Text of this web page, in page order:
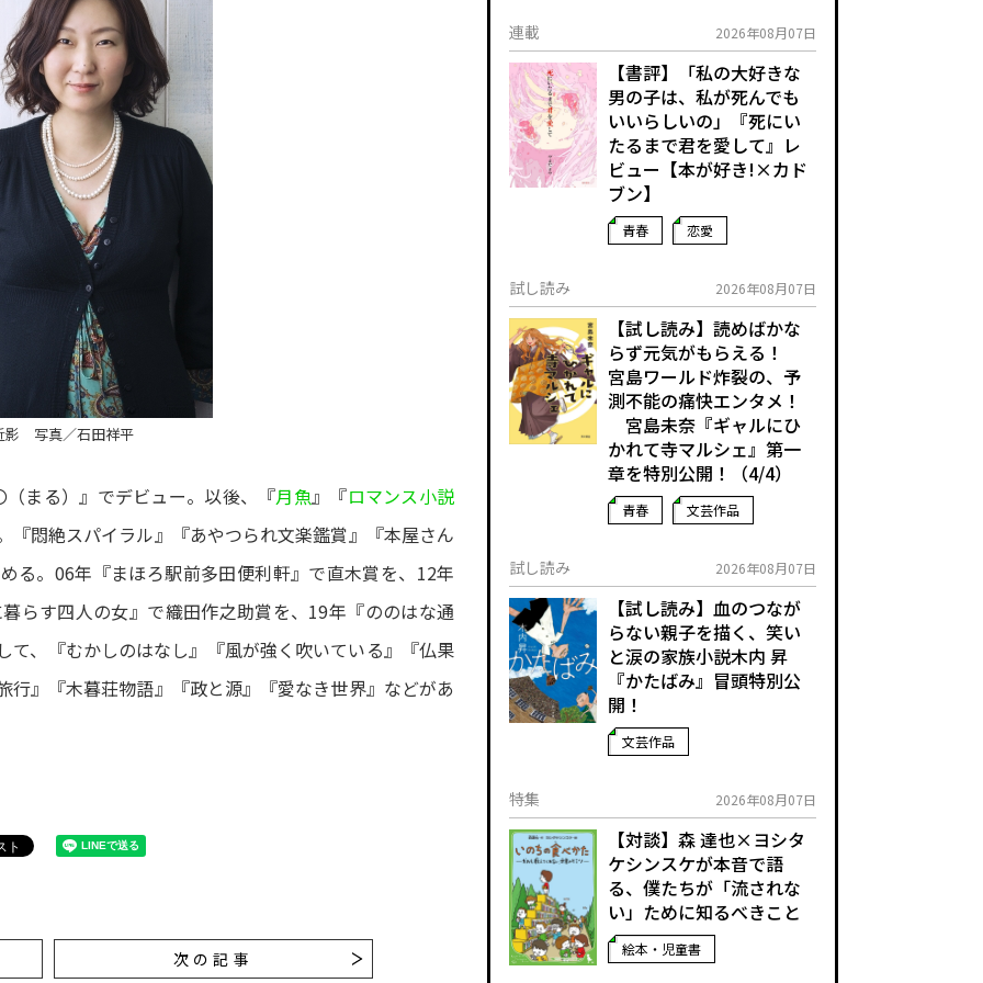
影 写真／石田祥平
まる）』でデビュー。以後、『月魚』『ロマンス小説
『悶絶スパイラル』『あやつられ文楽鑑賞』『本屋さん
る。06年『まほろ駅前多田便利軒』で直木賞を、12年
らす四人の女』で織田作之助賞を、19年『ののはな通
、『むかしのはなし』『風が強く吹いている』『仏果
』『木暮荘物語』『政と源』『愛なき世界』などがあ
次の記事
連載 2026年08月07日
【書評】「私の大好きな
男の子は、私が死んでも
いいらしいの」――『死にい
たるまで君を愛して』レ
ビュー【本が好き!×カド
ブン】
青春 恋愛
試し読み 2026年08月07日
【試し読み】読めばかな
らず元気がもらえる！
宮島ワールド炸裂の、予
測不能の痛快エンタメ！
宮島未奈『ギャルにひ
かれて寺マルシェ』第一
章を特別公開！（4/4）
青春 文芸作品
試し読み 2026年08月07日
【試し読み】血のつなが
らない親子を描く、笑い
と涙の家族小説――木内 昇
『かたばみ』冒頭特別公
開！
文芸作品
特集 2026年08月07日
【対談】森 達也×ヨシタ
ケシンスケが本音で語
る、僕たちが「流されな
い」ために知るべきこと
絵本・児童書